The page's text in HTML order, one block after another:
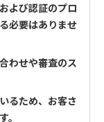
よび認証のプロ
必要はありませ
わせや審査のス
るため、お客さ
。